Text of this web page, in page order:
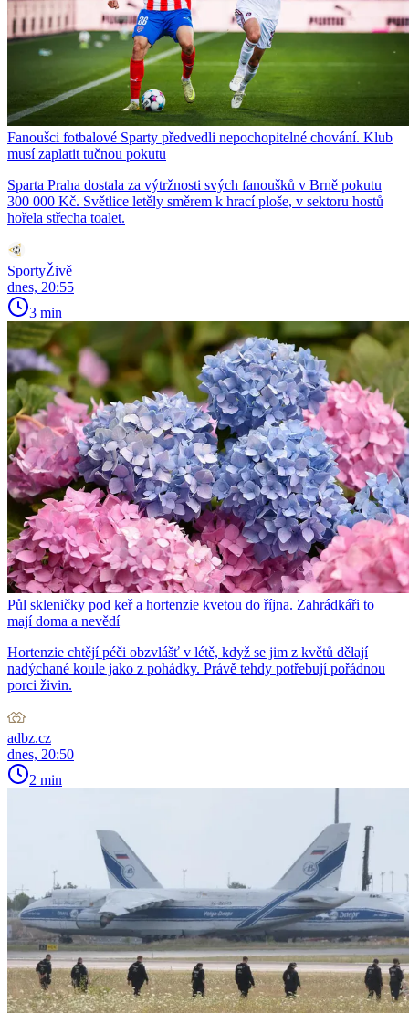
Fanoušci fotbalové Sparty předvedli nepochopitelné chování. Klub
musí zaplatit tučnou pokutu
Sparta Praha dostala za výtržnosti svých fanoušků v Brně pokutu
300 000 Kč. Světlice letěly směrem k hrací ploše, v sektoru hostů
hořela střecha toalet.
SportyŽivě
dnes, 20:55
3 min
Půl skleničky pod keř a hortenzie kvetou do října. Zahrádkáři to
mají doma a nevědí
Hortenzie chtějí péči obzvlášť v létě, když se jim z květů dělají
nadýchané koule jako z pohádky. Právě tehdy potřebují pořádnou
porci živin.
adbz.cz
dnes, 20:50
2 min